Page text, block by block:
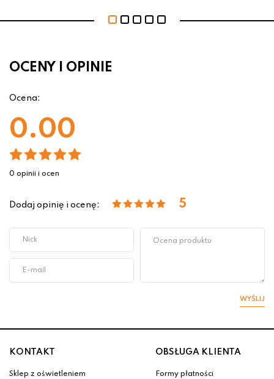
OCENY I OPINIE
Ocena:
0.00
0 opinii i ocen
Dodaj opinię i ocenę: 5
WYŚLIJ
KONTAKT
Sklep z oświetleniem
OBSŁUGA KLIENTA
Formy płatności